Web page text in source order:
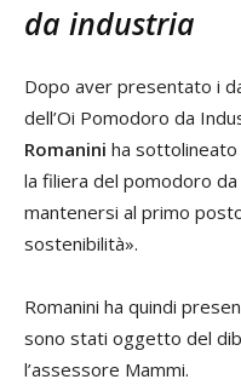
da industria
Dopo aver presentato i
dell’Oi Pomodoro da
Romanini ha sottolineato
la filiera del pomodoro
mantenersi al primo
sostenibilità».
Romanini ha quindi
sono stati oggetto del
l’assessore Mammi.